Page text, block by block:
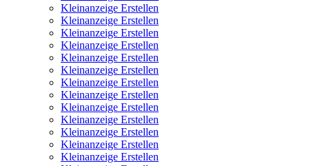
Kleinanzeige Erstellen
Kleinanzeige Erstellen
Kleinanzeige Erstellen
Kleinanzeige Erstellen
Kleinanzeige Erstellen
Kleinanzeige Erstellen
Kleinanzeige Erstellen
Kleinanzeige Erstellen
Kleinanzeige Erstellen
Kleinanzeige Erstellen
Kleinanzeige Erstellen
Kleinanzeige Erstellen
Kleinanzeige Erstellen